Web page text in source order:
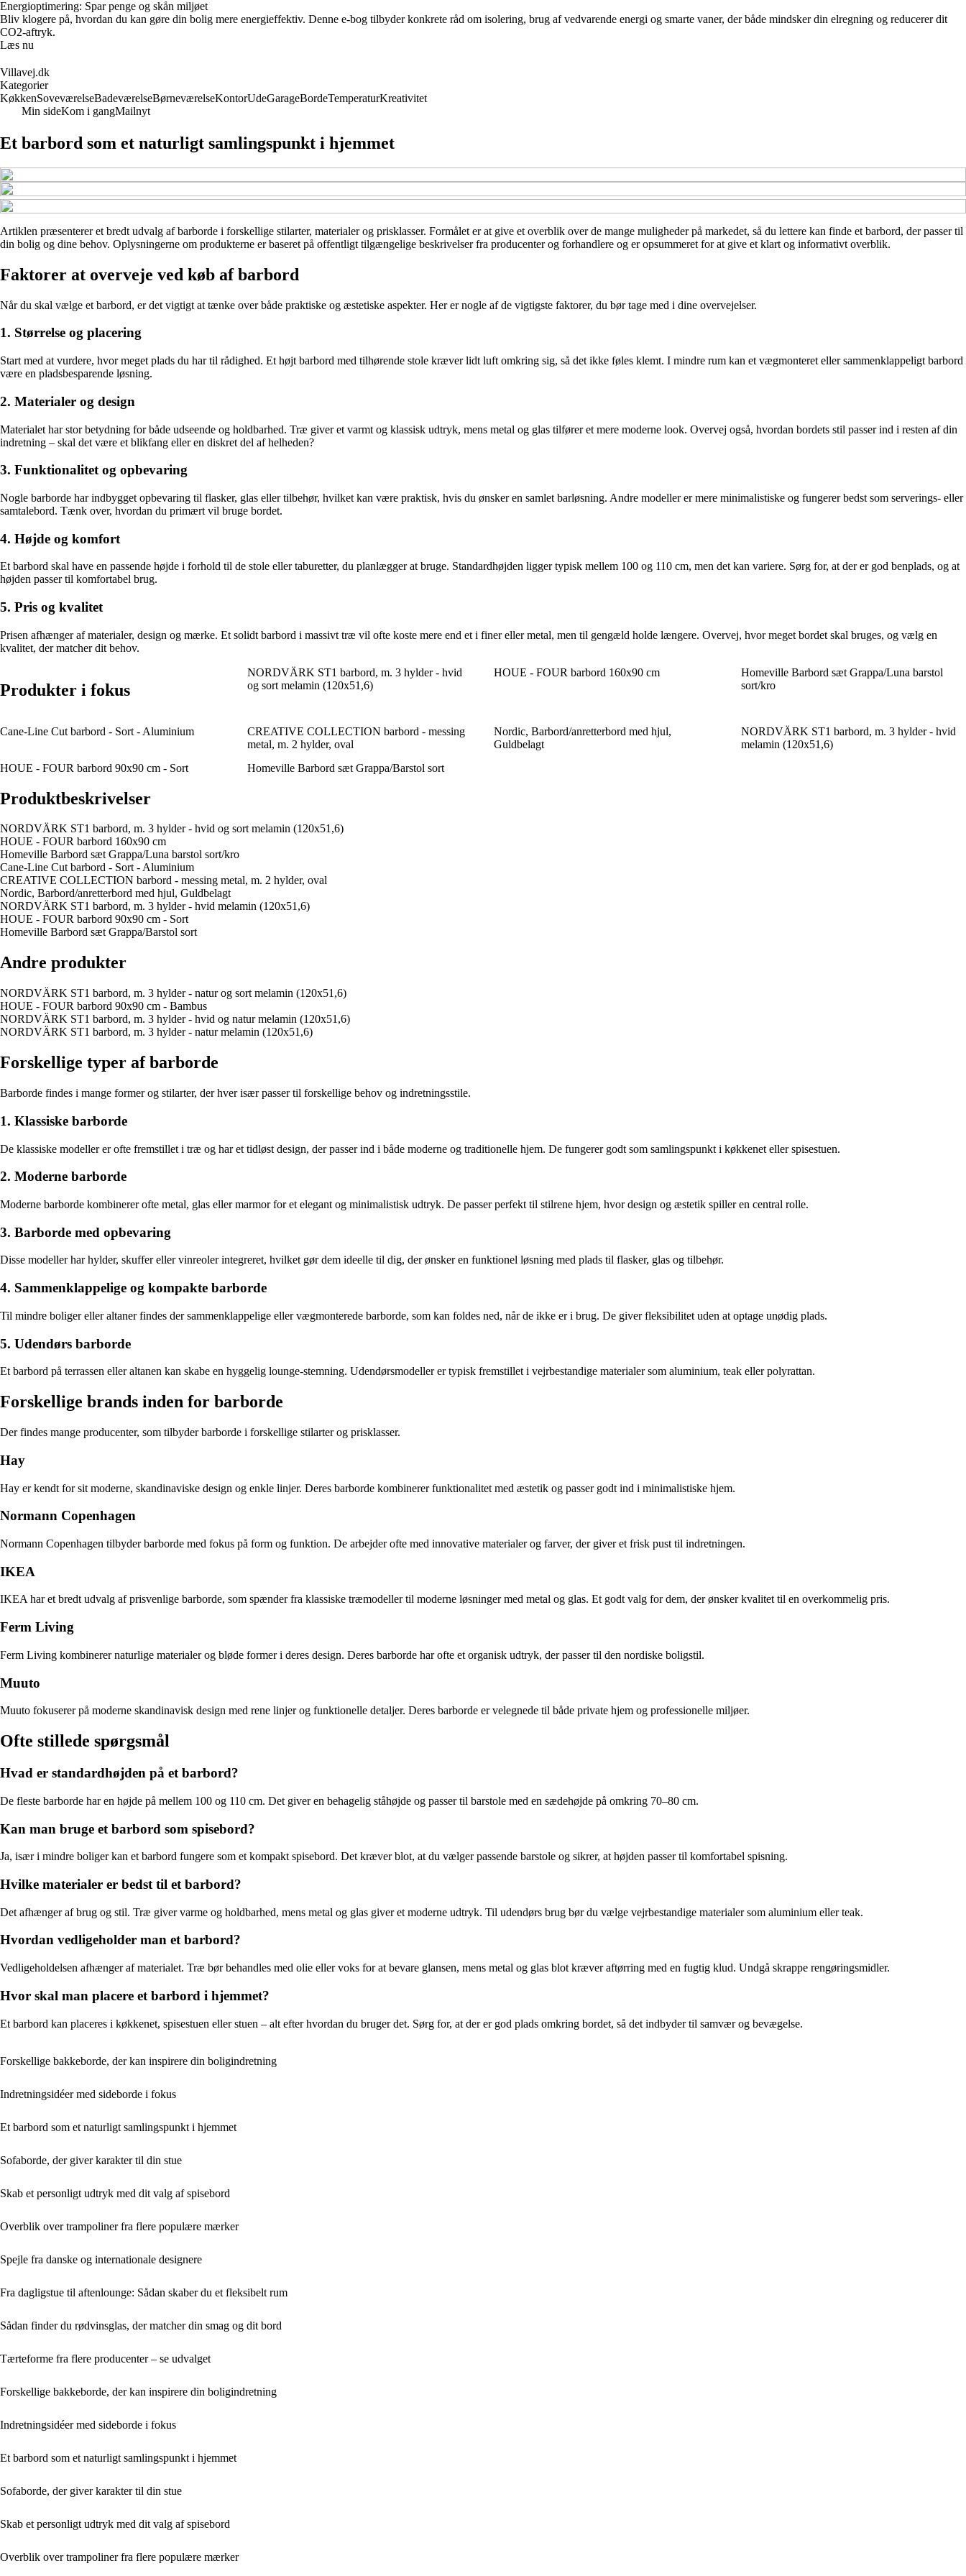
Energioptimering: Spar penge og skån miljøet
Bliv klogere på, hvordan du kan gøre din bolig mere energieffektiv. Denne e-bog tilbyder konkrete råd om isolering, brug af vedvarende energi og smarte vaner, der både mindsker din elregning og reducerer dit
CO2-aftryk.
Læs nu
Villavej.dk
Kategorier
KøkkenSoveværelseBadeværelseBørneværelseKontorUdeGarageBordeTemperaturKreativitet
Min sideKom i gangMailnyt
Et barbord som et naturligt samlingspunkt i hjemmet
Artiklen præsenterer et bredt udvalg af barborde i forskellige stilarter, materialer og prisklasser. Formålet er at give et overblik over de mange muligheder på markedet, så du lettere kan finde et barbord, der passer til
din bolig og dine behov. Oplysningerne om produkterne er baseret på offentligt tilgængelige beskrivelser fra producenter og forhandlere og er opsummeret for at give et klart og informativt overblik.
Faktorer at overveje ved køb af barbord
Når du skal vælge et barbord, er det vigtigt at tænke over både praktiske og æstetiske aspekter. Her er nogle af de vigtigste faktorer, du bør tage med i dine overvejelser.
1. Størrelse og placering
Start med at vurdere, hvor meget plads du har til rådighed. Et højt barbord med tilhørende stole kræver lidt luft omkring sig, så det ikke føles klemt. I mindre rum kan et vægmonteret eller sammenklappeligt barbord
være en pladsbesparende løsning.
2. Materialer og design
Materialet har stor betydning for både udseende og holdbarhed. Træ giver et varmt og klassisk udtryk, mens metal og glas tilfører et mere moderne look. Overvej også, hvordan bordets stil passer ind i resten af din
indretning – skal det være et blikfang eller en diskret del af helheden?
3. Funktionalitet og opbevaring
Nogle barborde har indbygget opbevaring til flasker, glas eller tilbehør, hvilket kan være praktisk, hvis du ønsker en samlet barløsning. Andre modeller er mere minimalistiske og fungerer bedst som serverings- eller
samtalebord. Tænk over, hvordan du primært vil bruge bordet.
4. Højde og komfort
Et barbord skal have en passende højde i forhold til de stole eller taburetter, du planlægger at bruge. Standardhøjden ligger typisk mellem 100 og 110 cm, men det kan variere. Sørg for, at der er god benplads, og at
højden passer til komfortabel brug.
5. Pris og kvalitet
Prisen afhænger af materialer, design og mærke. Et solidt barbord i massivt træ vil ofte koste mere end et i finer eller metal, men til gengæld holde længere. Overvej, hvor meget bordet skal bruges, og vælg en
kvalitet, der matcher dit behov.
Produkter i fokus
NORDVÄRK ST1 barbord, m. 3 hylder - hvid
og sort melamin (120x51,6)
HOUE - FOUR barbord 160x90 cm
Homeville Barbord sæt Grappa/Luna barstol
sort/kro
Cane-Line Cut barbord - Sort - Aluminium
CREATIVE COLLECTION barbord - messing
metal, m. 2 hylder, oval
Nordic, Barbord/anretterbord med hjul,
Guldbelagt
NORDVÄRK ST1 barbord, m. 3 hylder - hvid
melamin (120x51,6)
HOUE - FOUR barbord 90x90 cm - Sort
Homeville Barbord sæt Grappa/Barstol sort
Produktbeskrivelser
NORDVÄRK ST1 barbord, m. 3 hylder - hvid og sort melamin (120x51,6)
HOUE - FOUR barbord 160x90 cm
Homeville Barbord sæt Grappa/Luna barstol sort/kro
Cane-Line Cut barbord - Sort - Aluminium
CREATIVE COLLECTION barbord - messing metal, m. 2 hylder, oval
Nordic, Barbord/anretterbord med hjul, Guldbelagt
NORDVÄRK ST1 barbord, m. 3 hylder - hvid melamin (120x51,6)
HOUE - FOUR barbord 90x90 cm - Sort
Homeville Barbord sæt Grappa/Barstol sort
Andre produkter
NORDVÄRK ST1 barbord, m. 3 hylder - natur og sort melamin (120x51,6)
HOUE - FOUR barbord 90x90 cm - Bambus
NORDVÄRK ST1 barbord, m. 3 hylder - hvid og natur melamin (120x51,6)
NORDVÄRK ST1 barbord, m. 3 hylder - natur melamin (120x51,6)
Forskellige typer af barborde
Barborde findes i mange former og stilarter, der hver især passer til forskellige behov og indretningsstile.
1. Klassiske barborde
De klassiske modeller er ofte fremstillet i træ og har et tidløst design, der passer ind i både moderne og traditionelle hjem. De fungerer godt som samlingspunkt i køkkenet eller spisestuen.
2. Moderne barborde
Moderne barborde kombinerer ofte metal, glas eller marmor for et elegant og minimalistisk udtryk. De passer perfekt til stilrene hjem, hvor design og æstetik spiller en central rolle.
3. Barborde med opbevaring
Disse modeller har hylder, skuffer eller vinreoler integreret, hvilket gør dem ideelle til dig, der ønsker en funktionel løsning med plads til flasker, glas og tilbehør.
4. Sammenklappelige og kompakte barborde
Til mindre boliger eller altaner findes der sammenklappelige eller vægmonterede barborde, som kan foldes ned, når de ikke er i brug. De giver fleksibilitet uden at optage unødig plads.
5. Udendørs barborde
Et barbord på terrassen eller altanen kan skabe en hyggelig lounge-stemning. Udendørsmodeller er typisk fremstillet i vejrbestandige materialer som aluminium, teak eller polyrattan.
Forskellige brands inden for barborde
Der findes mange producenter, som tilbyder barborde i forskellige stilarter og prisklasser.
Hay
Hay er kendt for sit moderne, skandinaviske design og enkle linjer. Deres barborde kombinerer funktionalitet med æstetik og passer godt ind i minimalistiske hjem.
Normann Copenhagen
Normann Copenhagen tilbyder barborde med fokus på form og funktion. De arbejder ofte med innovative materialer og farver, der giver et frisk pust til indretningen.
IKEA
IKEA har et bredt udvalg af prisvenlige barborde, som spænder fra klassiske træmodeller til moderne løsninger med metal og glas. Et godt valg for dem, der ønsker kvalitet til en overkommelig pris.
Ferm Living
Ferm Living kombinerer naturlige materialer og bløde former i deres design. Deres barborde har ofte et organisk udtryk, der passer til den nordiske boligstil.
Muuto
Muuto fokuserer på moderne skandinavisk design med rene linjer og funktionelle detaljer. Deres barborde er velegnede til både private hjem og professionelle miljøer.
Ofte stillede spørgsmål
Hvad er standardhøjden på et barbord?
De fleste barborde har en højde på mellem 100 og 110 cm. Det giver en behagelig ståhøjde og passer til barstole med en sædehøjde på omkring 70–80 cm.
Kan man bruge et barbord som spisebord?
Ja, især i mindre boliger kan et barbord fungere som et kompakt spisebord. Det kræver blot, at du vælger passende barstole og sikrer, at højden passer til komfortabel spisning.
Hvilke materialer er bedst til et barbord?
Det afhænger af brug og stil. Træ giver varme og holdbarhed, mens metal og glas giver et moderne udtryk. Til udendørs brug bør du vælge vejrbestandige materialer som aluminium eller teak.
Hvordan vedligeholder man et barbord?
Vedligeholdelsen afhænger af materialet. Træ bør behandles med olie eller voks for at bevare glansen, mens metal og glas blot kræver aftørring med en fugtig klud. Undgå skrappe rengøringsmidler.
Hvor skal man placere et barbord i hjemmet?
Et barbord kan placeres i køkkenet, spisestuen eller stuen – alt efter hvordan du bruger det. Sørg for, at der er god plads omkring bordet, så det indbyder til samvær og bevægelse.
Forskellige bakkeborde, der kan inspirere din boligindretning
Indretningsidéer med sideborde i fokus
Et barbord som et naturligt samlingspunkt i hjemmet
Sofaborde, der giver karakter til din stue
Skab et personligt udtryk med dit valg af spisebord
Overblik over trampoliner fra flere populære mærker
Spejle fra danske og internationale designere
Fra dagligstue til aftenlounge: Sådan skaber du et fleksibelt rum
Sådan finder du rødvinsglas, der matcher din smag og dit bord
Tærteforme fra flere producenter – se udvalget
Forskellige bakkeborde, der kan inspirere din boligindretning
Indretningsidéer med sideborde i fokus
Et barbord som et naturligt samlingspunkt i hjemmet
Sofaborde, der giver karakter til din stue
Skab et personligt udtryk med dit valg af spisebord
Overblik over trampoliner fra flere populære mærker